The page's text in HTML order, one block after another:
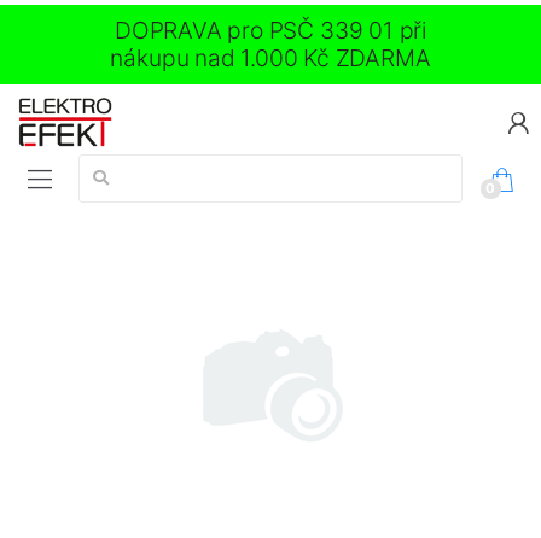
DOPRAVA pro PSČ 339 01 při
nákupu nad 1.000 Kč ZDARMA
Vyhledávání:
0